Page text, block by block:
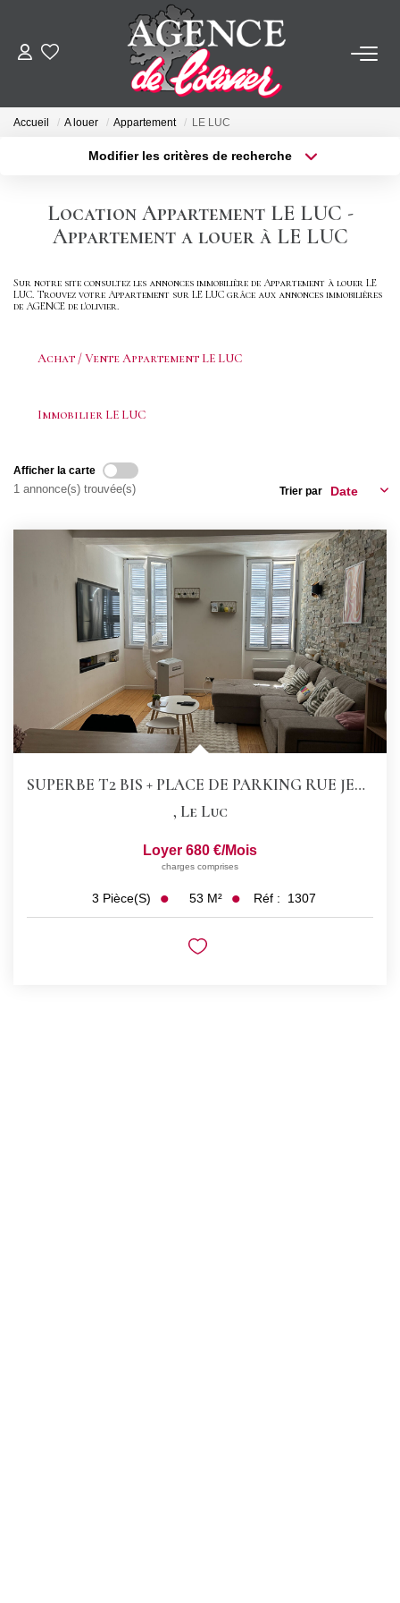
ACHETER
NOTRE AGENCE
Accueil A louer Appartement LE LUC
Modifier les critères de recherche
Sélectionnez...
Type de bien
Surface min
Location Appartement LE LUC -
Appartement a louer à LE LUC
Sur notre site consultez les annonces immobilière de Appartement à louer LE
LUC. Trouvez votre Appartement sur LE LUC grâce aux annonces immobilières
de AGENCE de l'olivier.
Achat / Vente Appartement LE LUC
Immobilier LE LUC
Afficher la carte
1 annonce(s) trouvée(s) Trier par
SUPERBE T2 BIS + PLACE DE PARKING RUE JEAN JAURES
, Le Luc
Loyer 680 €/mois
charges comprises
3 Pièce(s) 53 M² Réf : 1307